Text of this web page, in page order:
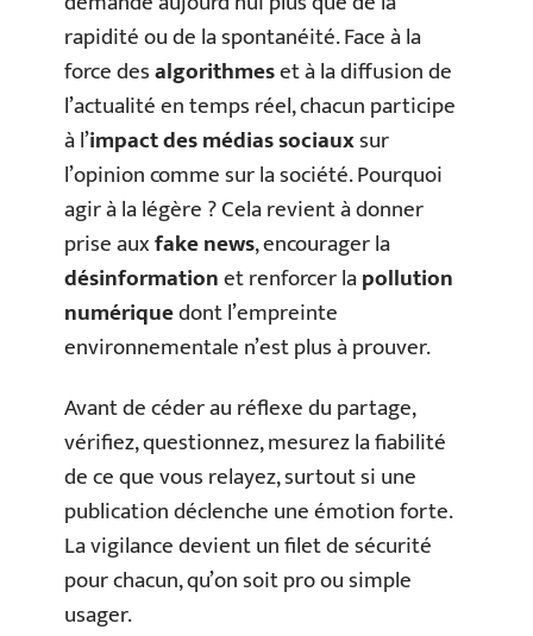
rapidité ou de la spontanéité. Face à la
force desalgorithmeset à la diffusion de
l’actualité en temps réel, chacun participe
à l’impact des médias sociauxsur
l’opinion comme sur la société. Pourquoi
agir à la légère ? Cela revient à donner
prise auxfake news, encourager la
désinformationet renforcer lapollution
numériquedont l’empreinte
environnementale n’est plus à prouver.
Avant de céder au réflexe du partage,
vérifiez, questionnez, mesurez la fiabilité
de ce que vous relayez, surtout si une
publication déclenche une émotion forte.
La vigilance devient un filet de sécurité
pour chacun, qu’on soit pro ou simple
usager.